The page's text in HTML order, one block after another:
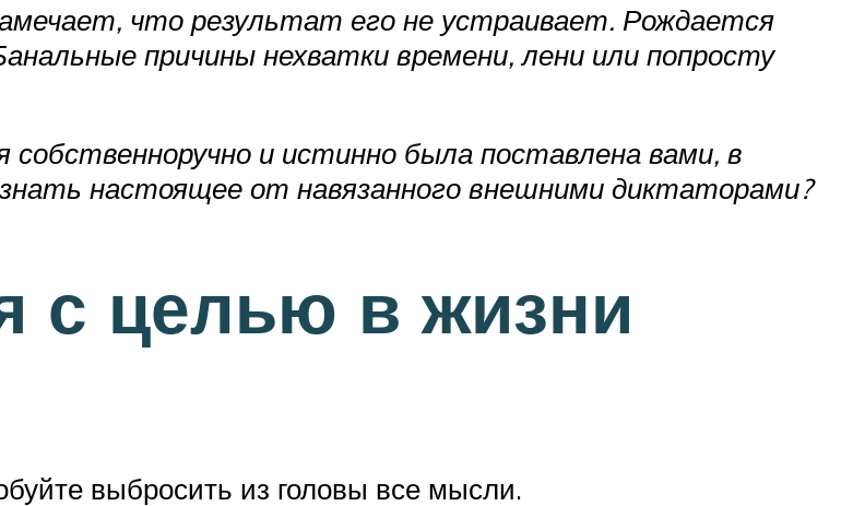
что результат его не устраивает. Рождается
причины нехватки времени, лени или попросту
и истинно была поставлена вами, в
настоящее от навязанного внешними диктаторами?
с целью в жизни
выбросить из головы все мысли.